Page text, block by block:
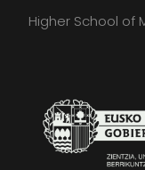
Higher School of